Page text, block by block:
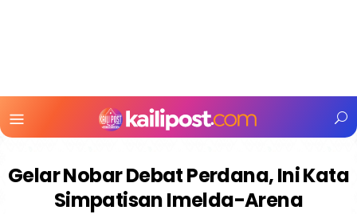
Mobile
Gelar Nobar Debat Perdana, Ini Kata
Simpatisan Imelda-Arena